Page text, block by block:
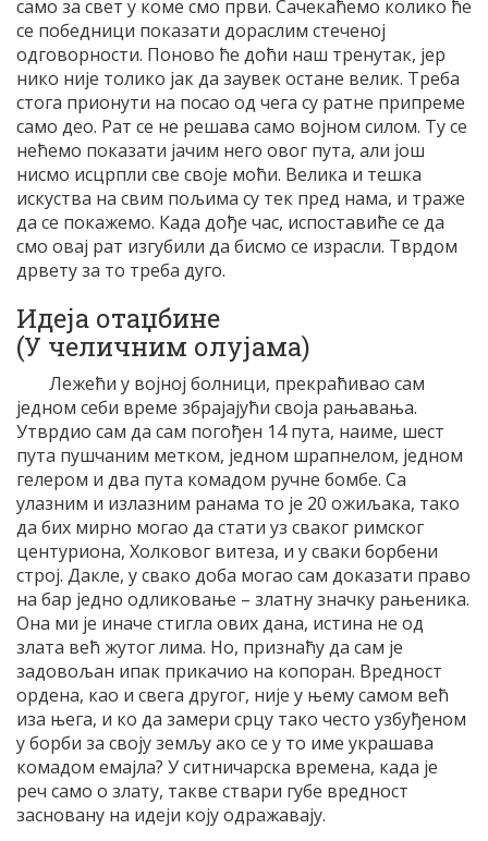
само за свет у коме смо први. Сачекаћемо колико ће
се победници показати дораслим стеченој
одговорности. Поново ће доћи наш тренутак, јер
нико није толико јак да заувек остане велик. Треба
стога прионути на посао од чега су ратне припреме
само део. Рат се не решава само војном силом. Ту се
нећемо показати јачим него овог пута, али још
нисмо исцрпли све своје моћи. Велика и тешка
искуства на свим пољима су тек пред нама, и траже
да се покажемо. Када дође час, испоставиће се да
смо овај рат изгубили да бисмо се израсли. Тврдом
дрвету за то треба дуго.
Идеја отаџбине
(У челичним олујама)
Лежећи у војној болници, прекраћивао сам
једном себи време збрајајући своја рањавања.
Утврдио сам да сам погођен 14 пута, наиме, шест
пута пушчаним метком, једном шрапнелом, једном
гелером и два пута комадом ручне бомбе. Са
улазним и излазним ранама то је 20 ожиљака, тако
да бих мирно могао да стати уз сваког римског
центуриона, Холковог витеза, и у сваки борбени
строј. Дакле, у свако доба могао сам доказати право
на бар једно одликовање – златну значку рањеника.
Она ми је иначе стигла ових дана, истина не од
злата већ жутог лима. Но, признаћу да сам је
задовољан ипак прикачио на копоран. Вредност
ордена, као и свега другог, није у њему самом већ
иза њега, и ко да замери срцу тако често узбуђеном
у борби за своју земљу ако се у то име украшава
комадом емајла? У ситничарска времена, када је
реч само о злату, такве ствари губе вредност
засновану на идеји коју одражавају.